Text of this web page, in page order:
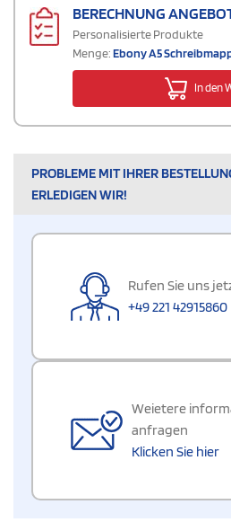
BERECHNUNG
Personalisierte Produkte
Menge:Ebony A5
In den
PROBLEME MIT IHRER
ERLEDIGEN WIR!
Rufen Sie uns
+49 221 42915860
Weietere
anfragen
Klicken Sie hier